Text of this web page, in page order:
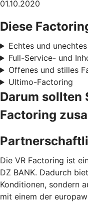
01.10.2020
Diese
Echtes und
Full-Service- und
Offenes und stilles
Ultimo-Factoring
Darum sollten
Factoring
Die VR Factoring ist
DZ BANK. Dadurch
Konditionen, sondern
mit einem der